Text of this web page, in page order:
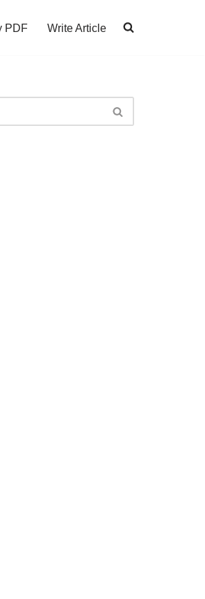
PDF Write Article